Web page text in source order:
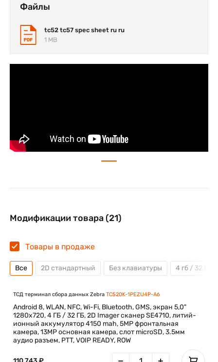
экономии питания Zebra TC52. Многопользовательская
технология многоканальных входов/выходов (MU-MIMO)
с многочисленными устройствами за счёт функции
точного формирования луча, повышающей пропускную
способность сети Wi-Fi, скорость передачи данных и
диапазон связи. Причём все задачи по обработке
выполняет не мобильное устройство, а точка доступа, что
Файлы
tc52 tc57 spec sheet ru ru
1 MB
Модификации товара (21)
Товары в продаже
Все 2D стандартный Без клавиатуры 4 гб / 32 гб
ТСД терминал сбора данных Zebra TC520K-1PEZU4P-A6
Android 8, WLAN, NFC, Wi-Fi, Bluetooth, GMS, экран 5,0"
1280x720, 4 ГБ / 32 ГБ, 2D Imager сканер SE4710, литий-
ионный аккумулятор 4150 mah, 5MP фронтальная
камера, 13MP основная камера, слот microSD, 3.5мм
аудио разъем, PTT, VOIP READY, ROW